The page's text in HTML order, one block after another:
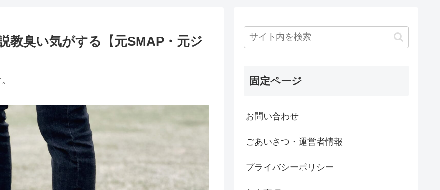
教臭い気がする【元SMAP・元ジ
固定ページ
お問い合わせ
ごあいさつ・運営者情報
プライバシーポリシー